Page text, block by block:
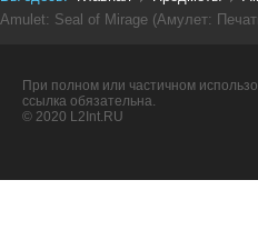
Amulet: Seal of Mirage (Амулет:
При полном или частичном
ссылка обязательна.
© 2020 L2Int.RU